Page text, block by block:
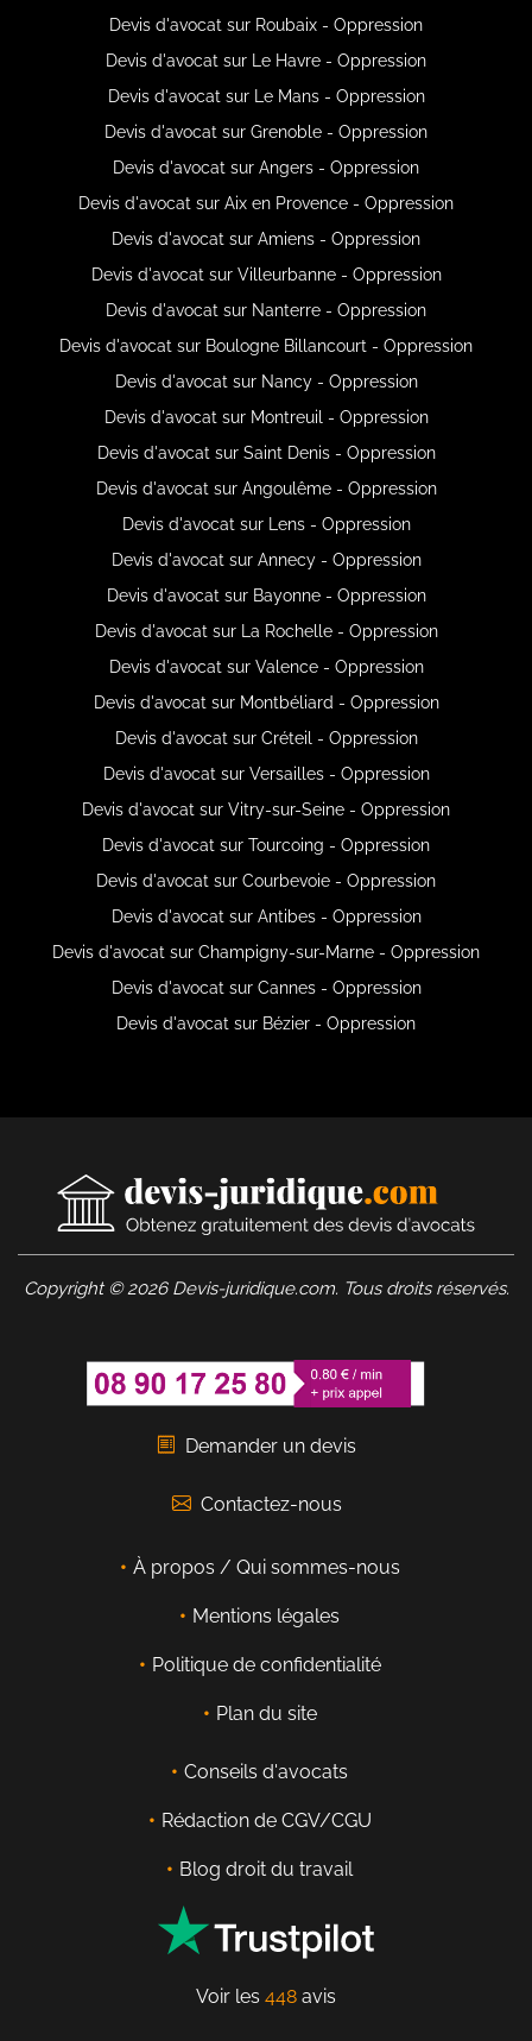
Devis d'avocat sur Roubaix - Oppression
Devis d'avocat sur Le Havre - Oppression
Devis d'avocat sur Le Mans - Oppression
Devis d'avocat sur Grenoble - Oppression
Devis d'avocat sur Angers - Oppression
Devis d'avocat sur Aix en Provence - Oppression
Devis d'avocat sur Amiens - Oppression
Devis d'avocat sur Villeurbanne - Oppression
Devis d'avocat sur Nanterre - Oppression
Devis d'avocat sur Boulogne Billancourt - Oppression
Devis d'avocat sur Nancy - Oppression
Devis d'avocat sur Montreuil - Oppression
Devis d'avocat sur Saint Denis - Oppression
Devis d'avocat sur Angoulême - Oppression
Devis d'avocat sur Lens - Oppression
Devis d'avocat sur Annecy - Oppression
Devis d'avocat sur Bayonne - Oppression
Devis d'avocat sur La Rochelle - Oppression
Devis d'avocat sur Valence - Oppression
Devis d'avocat sur Montbéliard - Oppression
Devis d'avocat sur Créteil - Oppression
Devis d'avocat sur Versailles - Oppression
Devis d'avocat sur Vitry-sur-Seine - Oppression
Devis d'avocat sur Tourcoing - Oppression
Devis d'avocat sur Courbevoie - Oppression
Devis d'avocat sur Antibes - Oppression
Devis d'avocat sur Champigny-sur-Marne - Oppression
Devis d'avocat sur Cannes - Oppression
Devis d'avocat sur Bézier - Oppression
Copyright © 2026 Devis-juridique.com. Tous droits réservés.
Demander un devis
Contactez-nous
À propos / Qui sommes-nous
Mentions légales
Politique de confidentialité
Plan du site
Conseils d'avocats
Rédaction de CGV/CGU
Blog droit du travail
Voir les 448 avis